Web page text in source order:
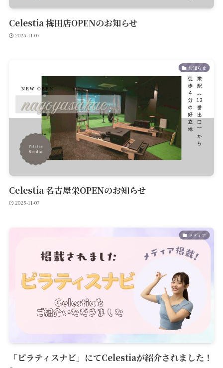
Celestia 梅田店OPENのお知らせ
2025-11-07
お知らせ
Celestia 名古屋栄OPENのお知らせ
2025-11-07
メディア
「ピラティスナビ」にてCelestiaが紹介されました！